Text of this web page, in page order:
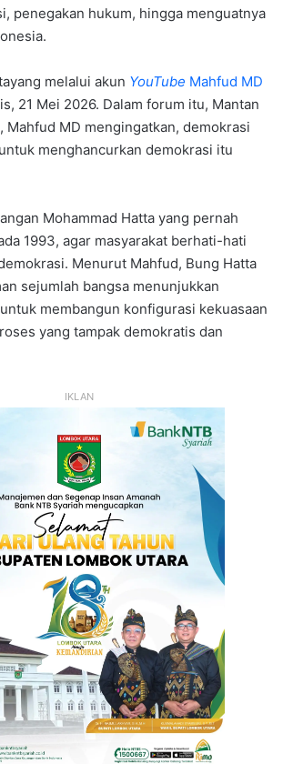
penegakan hukum, hingga menguatnya
melalui akun YouTube Mahfud MD
21 Mei 2026. Dalam forum itu, Mantan
Mahfud MD mengingatkan, demokrasi
menghancurkan demokrasi itu
Mohammad Hatta yang pernah
1993, agar masyarakat berhati-hati
Menurut Mahfud, Bung Hatta
sejumlah bangsa menunjukkan
membangun konfigurasi kekuasaan
yang tampak demokratis dan
IKLAN